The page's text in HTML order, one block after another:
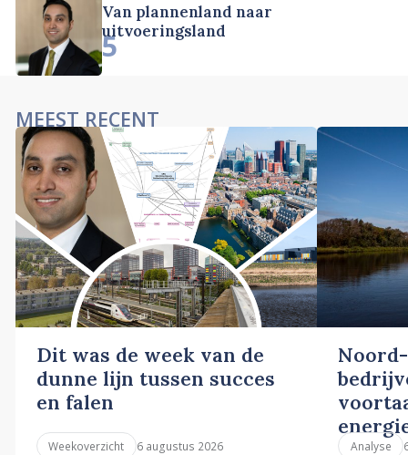
Van plannenland naar
uitvoeringsland
5
MEEST RECENT
Dit was de week van de
dunne lijn tussen succes
en falen
Weekoverzicht 6 augustus 2026 Analyse